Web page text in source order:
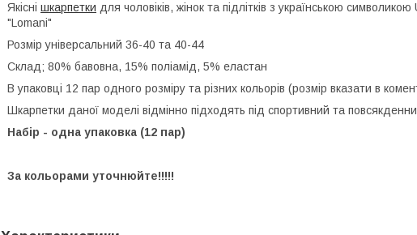
Якісні шкарпетки для чоловіків, жінок та підлітків з українською
"Lomani"
Розмір універсальний 36-40 та 40-44
Склад; 80% бавовна, 15% поліамід, 5% еластан
В упаковці 12 пар одного розміру та різних кольорів (розмір вказати в
Шкарпетки даної моделі відмінно підходять під спортивний та
Набір - одна упаковка (12 пар)
За кольорами уточнюйте!!!!!